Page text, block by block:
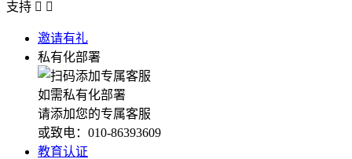
支持  
邀请有礼
私有化部署
如需私有化部署
请添加您的专属客服
或致电：010-86393609
教育认证